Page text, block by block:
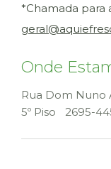
*Chamada para
Onde
Rua Dom Nuno
5º Piso 2695-